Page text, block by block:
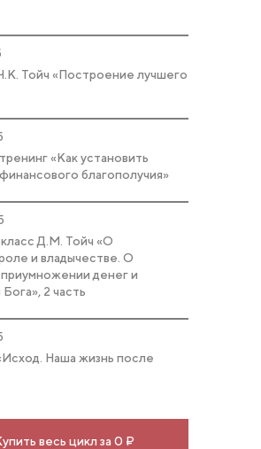
Тойч «Построение лучшего
«Как установить
благополучия»
Д.М. Тойч «О
и владычестве. О
приумножении денег и
2 часть
Наша жизнь после
весь цикл за 0 ₽